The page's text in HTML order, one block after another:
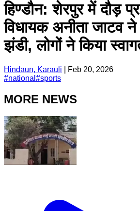
हिण्डौन: शेरपुर में दौड़
विधायक अनीता जाटव ने
झंडी, लोगों ने किया
Hindaun, Karauli
Feb 20, 2026
#national #sports
MORE NEWS